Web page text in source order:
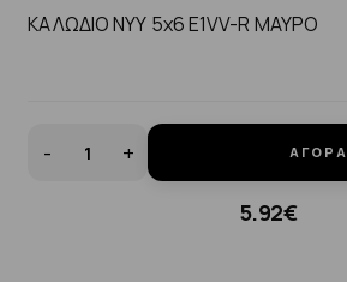
ΚΑΛΩΔΙΟ NYY 5x6 E1VV-R MAYΡΟ
- + ΑΓΟΡΆ
5.92€